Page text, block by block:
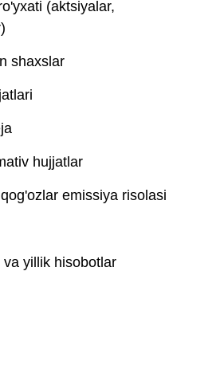
(aktsiyalar,
shaxslar
hujjatlar
emissiya risolasi
va yillik hisobotlar